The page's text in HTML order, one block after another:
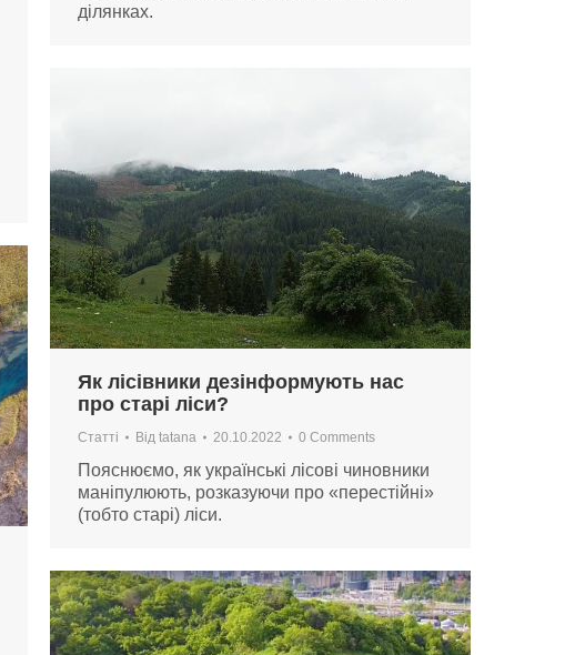
ділянках.
Як лісівники дезінформують нас
про старі ліси?
Статті Від tatana 20.10.2022 0 Comments
Пояснюємо, як українські лісові чиновники
маніпулюють, розказуючи про «перестійні»
(тобто старі) ліси.